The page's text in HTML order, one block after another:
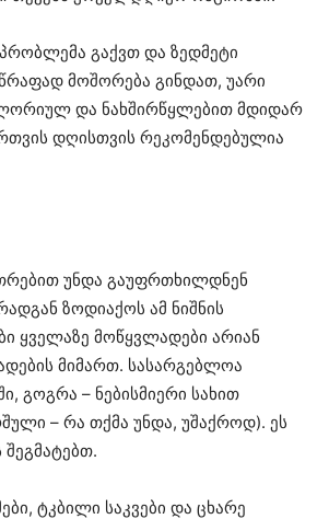
გაქვთ და ზედმეტი
მოშორება გინდათ, უარი
და ნახშირწყლებით მდიდარ
დღისთვის რეკომენდებულია
უნდა გაუფრთხილდნენ
ზოდიაქოს ამ ნიშნის
ყველაზე მოწყვლადები არიან
მიმართ. სასარგებლოა
გოგრა – ნებისმიერი სახით
– რა თქმა უნდა, უშაქროდ). ეს
შეგმატებთ.
ტკბილი საკვები და ცხარე